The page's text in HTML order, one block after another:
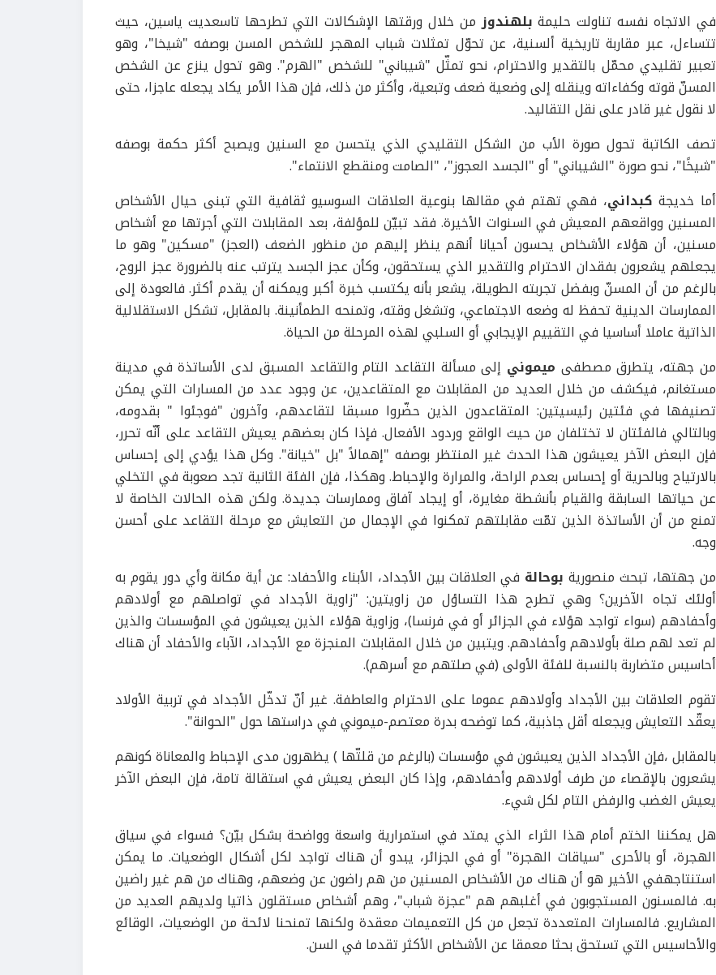
في الاتجاه نفسه تناولت حليمة بلهندوزمن خلال ورقتها الإشكالات التي تطرحها تاسعديت ياسين، حيث
تتساءل، عبر مقاربة تاريخية ألسنية، عن تحوّل تمثلات شباب المهجر للشخص المسن بوصفه "شيخا"، وهو
تعبير تقليدي محمّل بالتقدير والاحترام، نحو تمثّل "شيباني" للشخص "الهرم". وهو تحول ينزع عن الشخص
المسنّ قوته وكفاءاته وينقله إلى وضعية ضعف وتبعية، وأكثر من ذلك، فإن هذا الأمر يكاد يجعله عاجزا، حتى
لا نقول غير قادر على نقل التقاليد.
تصف الكاتبة تحول صورة الأب من الشكل التقليدي الذي يتحسن مع السنين ويصبح أكثر حكمة بوصفه
"شيخًا"، نحو صورة "الشيباني" أو "الجسد العجوز"، "الصامت ومنقطع الانتماء".
أما خديجة كبداني، فهي تهتم في مقالها بنوعية العلاقات السوسيو ثقافية التي تبنى حيال الأشخاص
المسنين وواقعهم المعيش في السنوات الأخيرة. فقد تبيّن للمؤلفة، بعد المقابلات التي أجرتها مع أشخاص
مسنين، أن هؤلاء الأشخاص يحسون أحيانا أنهم ينظر إليهم من منظور الضعف (العجز) "مسكين" وهو ما
يجعلهم يشعرون بفقدان الاحترام والتقدير الذي يستحقون، وكأن عجز الجسد يترتب عنه بالضرورة عجز الروح،
بالرغم من أن المسنّ وبفضل تجربته الطويلة، يشعر بأنه يكتسب خبرة أكبر ويمكنه أن يقدم أكثر. فالعودة إلى
الممارسات الدينية تحفظ له وضعه الاجتماعي، وتشغل وقته، وتمنحه الطمأنينة. بالمقابل، تشكل الاستقلالية
الذاتية عاملا أساسيا في التقييم الإيجابي أو السلبي لهذه المرحلة من الحياة.
من جهته، يتطرق مصطفى ميموني إلى مسألة التقاعد التام والتقاعد المسبق لدى الأساتذة في مدينة
مستغانم، فيكشف من خلال العديد من المقابلات مع المتقاعدين، عن وجود عدد من المسارات التي يمكن
تصنيفها في فئتين رئيسيتين: المتقاعدون الذين حضّروا مسبقا لتقاعدهم، وآخرون "فوجئوا " بقدومه،
وبالتالي فالفئتان لا تختلفان من حيث الواقع وردود الأفعال. فإذا كان بعضهم يعيش التقاعد على أنّه تحرر،
فإن البعض الآخر يعيشون هذا الحدث غير المنتظر بوصفه "إهمالاً "بل "خيانة". وكل هذا يؤدي إلى إحساس
بالارتياح وبالحرية أو إحساس بعدم الراحة، والمرارة والإحباط. وهكذا، فإن الفئة الثانية تجد صعوبة في التخلي
عن حياتها السابقة والقيام بأنشطة مغايرة، أو إيجاد آفاق وممارسات جديدة. ولكن هذه الحالات الخاصة لا
تمنع من أن الأساتذة الذين تمّت مقابلتهم تمكنوا في الإجمال من التعايش مع مرحلة التقاعد على أحسن
وجه.
من جهتها، تبحث منصورية بوحالة في العلاقات بين الأجداد، الأبناء والأحفاد: عن أية مكانة وأي دور يقوم به
أولئك تجاه الآخرين؟ وهي تطرح هذا التساؤل من زاويتين: "زاوية الأجداد في تواصلهم مع أولادهم
وأحفادهم (سواء تواجد هؤلاء في الجزائر أو في فرنسا)، وزاوية هؤلاء الذين يعيشون في المؤسسات والذين
لم تعد لهم صلة بأولادهم وأحفادهم. ويتبين من خلال المقابلات المنجزة مع الأجداد، الآباء والأحفاد أن هناك
أحاسيس متضاربة بالنسبة للفئة الأولى (في صلتهم مع أسرهم).
تقوم العلاقات بين الأجداد وأولادهم عموما على الاحترام والعاطفة. غير أنّ تدخّل الأجداد في تربية الأولاد
يعقّد التعايش ويجعله أقل جاذبية، كما توضحه بدرة معتصم-ميموني في دراستها حول "الحوانة".
بالمقابل ،فإن الأجداد الذين يعيشون في مؤسسات (بالرغم من قلتّها ) يظهرون مدى الإحباط والمعاناة كونهم
يشعرون بالإقصاء من طرف أولادهم وأحفادهم، وإذا كان البعض يعيش في استقالة تامة، فإن البعض الآخر
يعيش الغضب والرفض التام لكل شيء.
هل يمكننا الختم أمام هذا الثراء الذي يمتد في استمرارية واسعة وواضحة بشكل بيّن؟ فسواء في سياق
الهجرة، أو بالأحرى "سياقات الهجرة" أو في الجزائر، يبدو أن هناك تواجد لكل أشكال الوضعيات. ما يمكن
استنتاجهفي الأخير هو أن هناك من الأشخاص المسنين من هم راضون عن وضعهم، وهناك من هم غير راضين
به. فالمسنون المستجوبون في أغلبهم هم "عجزة شباب"، وهم أشخاص مستقلون ذاتيا ولديهم العديد من
المشاريع. فالمسارات المتعددة تجعل من كل التعميمات معقدة ولكنها تمنحنا لائحة من الوضعيات، الوقائع
والأحاسيس التي تستحق بحثا معمقا عن الأشخاص الأكثر تقدما في السن.